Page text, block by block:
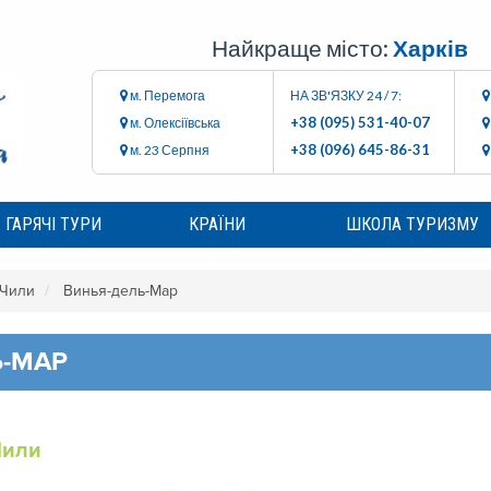
Найкраще місто: Харків
м. Перемога
м. Олексіївська
м. 23 Серпня
НА ЗВ'ЯЗКУ 24 / 7:
+38 (095) 531-40-07
+38 (096) 645-86-31
ГАРЯЧІ ТУРИ КРАЇНИ ШКОЛА ТУРИЗМУ
Чили Винья-дель-Мар
МАР